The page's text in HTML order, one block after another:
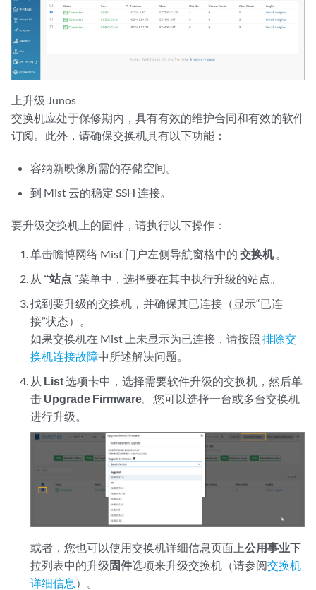
上升级 Junos
交换机应处于保修期内，具有有效的维护合同和有效的软件
订阅。此外，请确保交换机具有以下功能：
容纳新映像所需的存储空间。
到 Mist 云的稳定 SSH 连接。
要升级交换机上的固件，请执行以下操作：
单击瞻博网络 Mist 门户左侧导航窗格中的交换机。
从 “站点 ”菜单中，选择要在其中执行升级的站点。
找到要升级的交换机，并确保其已连接（显示“已连
接”状态）。
如果交换机在 Mist 上未显示为已连接，请按照排除交
换机连接故障中所述解决问题。
从 List选项卡中，选择需要软件升级的交换机，然后单
击 Upgrade Firmware。您可以选择一台或多台交换机
进行升级。
或者，您也可以使用交换机详细信息页面上公用事业下
拉列表中的升级固件选项来升级交换机（请参阅交换机
详细信息 ）。